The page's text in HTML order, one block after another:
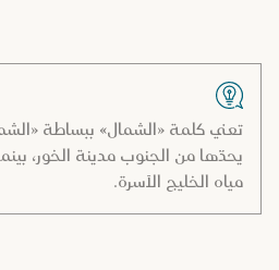
تعني كلمة «الشمال» ببساطة
يحدّها من الجنوب مدينة الخور،
مياه الخليج الآسرة.